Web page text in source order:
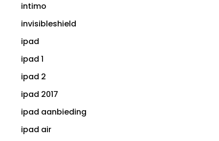
intimo
invisibleshield
ipad
ipad 1
ipad 2
ipad 2017
ipad aanbieding
ipad air